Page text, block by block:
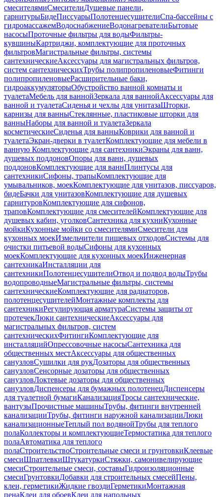
смесителямиСмесителиДушевые панели,
гарнитурыБидеПиссуарыПолотенцесушителиСпа-бассейны с
гидромассажемВодоснабжениеВодонагревателиБытовые
насосыПроточные фильтры для водыФильтры-
кувшиныКартриджи, комплектующие для проточных
фильтровМагистральные фильтры, системы
сантехническиеАксессуары для магистральных фильтров,
систем сантехническихТрубы полипропиленовыеФитинги
полипропиленовыеРасширительные баки,
гидроаккумуляторыОбустройство ванной комнаты и
туалетаМебель для ваннойЗеркала для ваннойАксессуары для
ванной и туалетаСиденья и чехлы для унитазаШторки,
карнизы для ванныСтеклянные, пластиковые шторки для
ванныНаборы для ванной и туалетаЗеркала
косметическиеСиденья для ванныКоврики для ванной и
туалетаЭкран-дверки в туалетКомплектующие для мебели в
ванную Комплектующие для сантехникиЭкраны для ванн,
душевых поддоновОпоры для ванн, душевых
поддоновКомплектующие для ваннПлинтусы для
сантехникиСифоны, трапыКомплектующие для
умывальников, моекКомплектующие для унитазов, писсуаров,
бидеБачки для унитазовКомплектующие для душевых
гарнитуровКомплектующие для сифонов,
траповКомплектующие для смесителейКомплектующие для
душевых кабин, уголковСантехника для кухниКухонные
мойкиКухонные мойки со смесителямиСмесители для
кухонных моекИзмельчители пищевых отходовСистемы для
очистки питьевой водыСифоны для кухонных
моекКомплектующие для кухонных моекИнженерная
сантехникаИнсталляции для
сантехникиПолотенцесушителиОтвод и подвод водыТрубы
водопроводныеМагистральные фильтры, системы
сантехническиеКомплектующие для радиаторов,
полотенцесушителейМонтажные комплекты для
сантехникиРегулирующая арматураСистемы защиты от
протечекЛюки сантехническиеАксессуары для
магистральных фильтров, систем
сантехническихФитингиКомплектующие для
инсталляцийОпрессовочные насосыСантехника для
общественных местАксессуары для общественных
санузловСушилки для рукДозаторы для общественных
санузловСенсорные дозаторы для общественных
санузловЛоктевые дозаторы для общественных
санузловДиспенсеры для бумажных полотенецДиспенсеры
для туалетной бумагиКанализацияТросы сантехнические,
вантузыПрочистные машиныТрубы, фитинги внутренней
канализацииТрубы, фитинги наружной канализацииЛюки
канализационныеТеплый пол водянойТрубы для теплого
полаКоллекторы и комплектующиеТермостатика для теплого
полаАвтоматика для теплого
полаСтроительствоСтроительные смеси и грунтовкиКлеевые
смесиШпатлевкиШтукатуркиСтяжки, самонивелирующие
смесиСтроительные смеси, составыГидроизоляционные
смесиГрунтовкиДобавки для строительных смесейПены,
клеи, герметикиЖидкие гвоздиГерметикиМонтажная
пенаКлеи для обоевКлеи для напольных